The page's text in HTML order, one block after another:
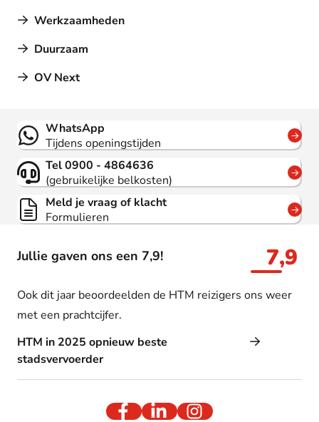
Werkzaamheden
Duurzaam
OV Next
Jullie gaven ons een 7,9! 7,9
Ook dit jaar beoordeelden de HTM reizigers ons weer
met een prachtcijfer.
HTM in 2025 opnieuw beste
stadsvervoerder
Contact
WhatsApp
Tijdens openingstijden
Tel 0900 - 4864636
(gebruikelijke belkosten)
Meld je vraag of klacht
Formulieren